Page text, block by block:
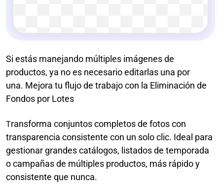
Si estás manejando múltiples imágenes de
productos, ya no es necesario editarlas una por
una. Mejora tu flujo de trabajo con la Eliminación de
Fondos por Lotes
Transforma conjuntos completos de fotos con
transparencia consistente con un solo clic. Ideal para
gestionar grandes catálogos, listados de temporada
o campañas de múltiples productos, más rápido y
consistente que nunca.